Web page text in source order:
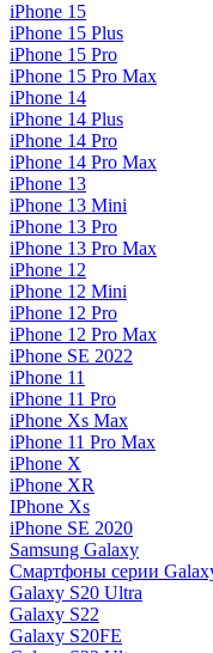
iPhone 15
iPhone 15 Plus
iPhone 15 Pro
iPhone 15 Pro Max
iPhone 14
iPhone 14 Plus
iPhone 14 Pro
iPhone 14 Pro Max
iPhone 13
iPhone 13 Mini
iPhone 13 Pro
iPhone 13 Pro Max
iPhone 12
iPhone 12 Mini
iPhone 12 Pro
iPhone 12 Pro Max
iPhone SE 2022
iPhone 11
iPhone 11 Pro
iPhone Xs Max
iPhone 11 Pro Max
iPhone X
iPhone XR
IPhone Xs
iPhone SE 2020
Samsung Galaxy
Смартфоны серии
Galaxy S20 Ultra
Galaxy S22
Galaxy S20FE